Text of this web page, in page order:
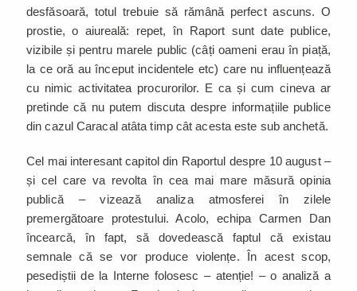
desfăsoară, totul trebuie să rămână perfect ascuns. O
prostie, o aiureală: repet, în Raport sunt date publice,
vizibile și pentru marele public (câți oameni erau în piață,
la ce oră au început incidentele etc) care nu influențează
cu nimic activitatea procurorilor. E ca și cum cineva ar
pretinde că nu putem discuta despre informațiile publice
din cazul Caracal atâta timp cât acesta este sub anchetă.
Cel mai interesant capitol din Raportul despre 10 august –
și cel care va revolta în cea mai mare măsură opinia
publică – vizează analiza atmosferei în zilele
premergătoare protestului. Acolo, echipa Carmen Dan
încearcă, în fapt, să dovedească faptul că existau
semnale că se vor produce violențe. În acest scop,
pesediștii de la Interne folosesc – atenție! – o analiză a